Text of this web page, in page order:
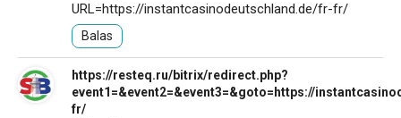
URL=https://instantcasinodeutschland.de/fr-fr/
Balas
https://resteq.ru/bitrix/redirect.php?
event1=&event2=&event3=&goto=https://
fr/